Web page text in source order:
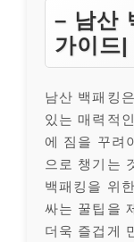
– 남산
가이드
남산 백패킹
있는 매력적
에 짐을 꾸려
으로 챙기는
백패킹을 위
싸는 꿀팁을
더욱 즐겁게